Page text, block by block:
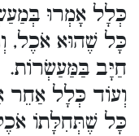
כְּלָל אָמְרוּ
כָּל שֶׁהוּא אֹכֶל,
חַיָּב בַּמַּעַשְׂרוֹת.
וְעוֹד כְּלָל אַחֵר
כָּל שֶׁתְּחִלָּתוֹ